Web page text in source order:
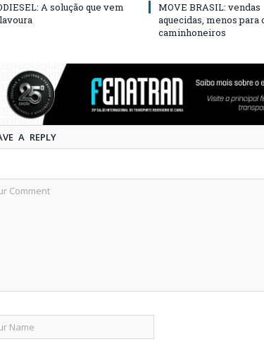
A solução que vem
MOVE BRASIL: vendas
aquecidas, menos para
caminhoneiros
A REPLY